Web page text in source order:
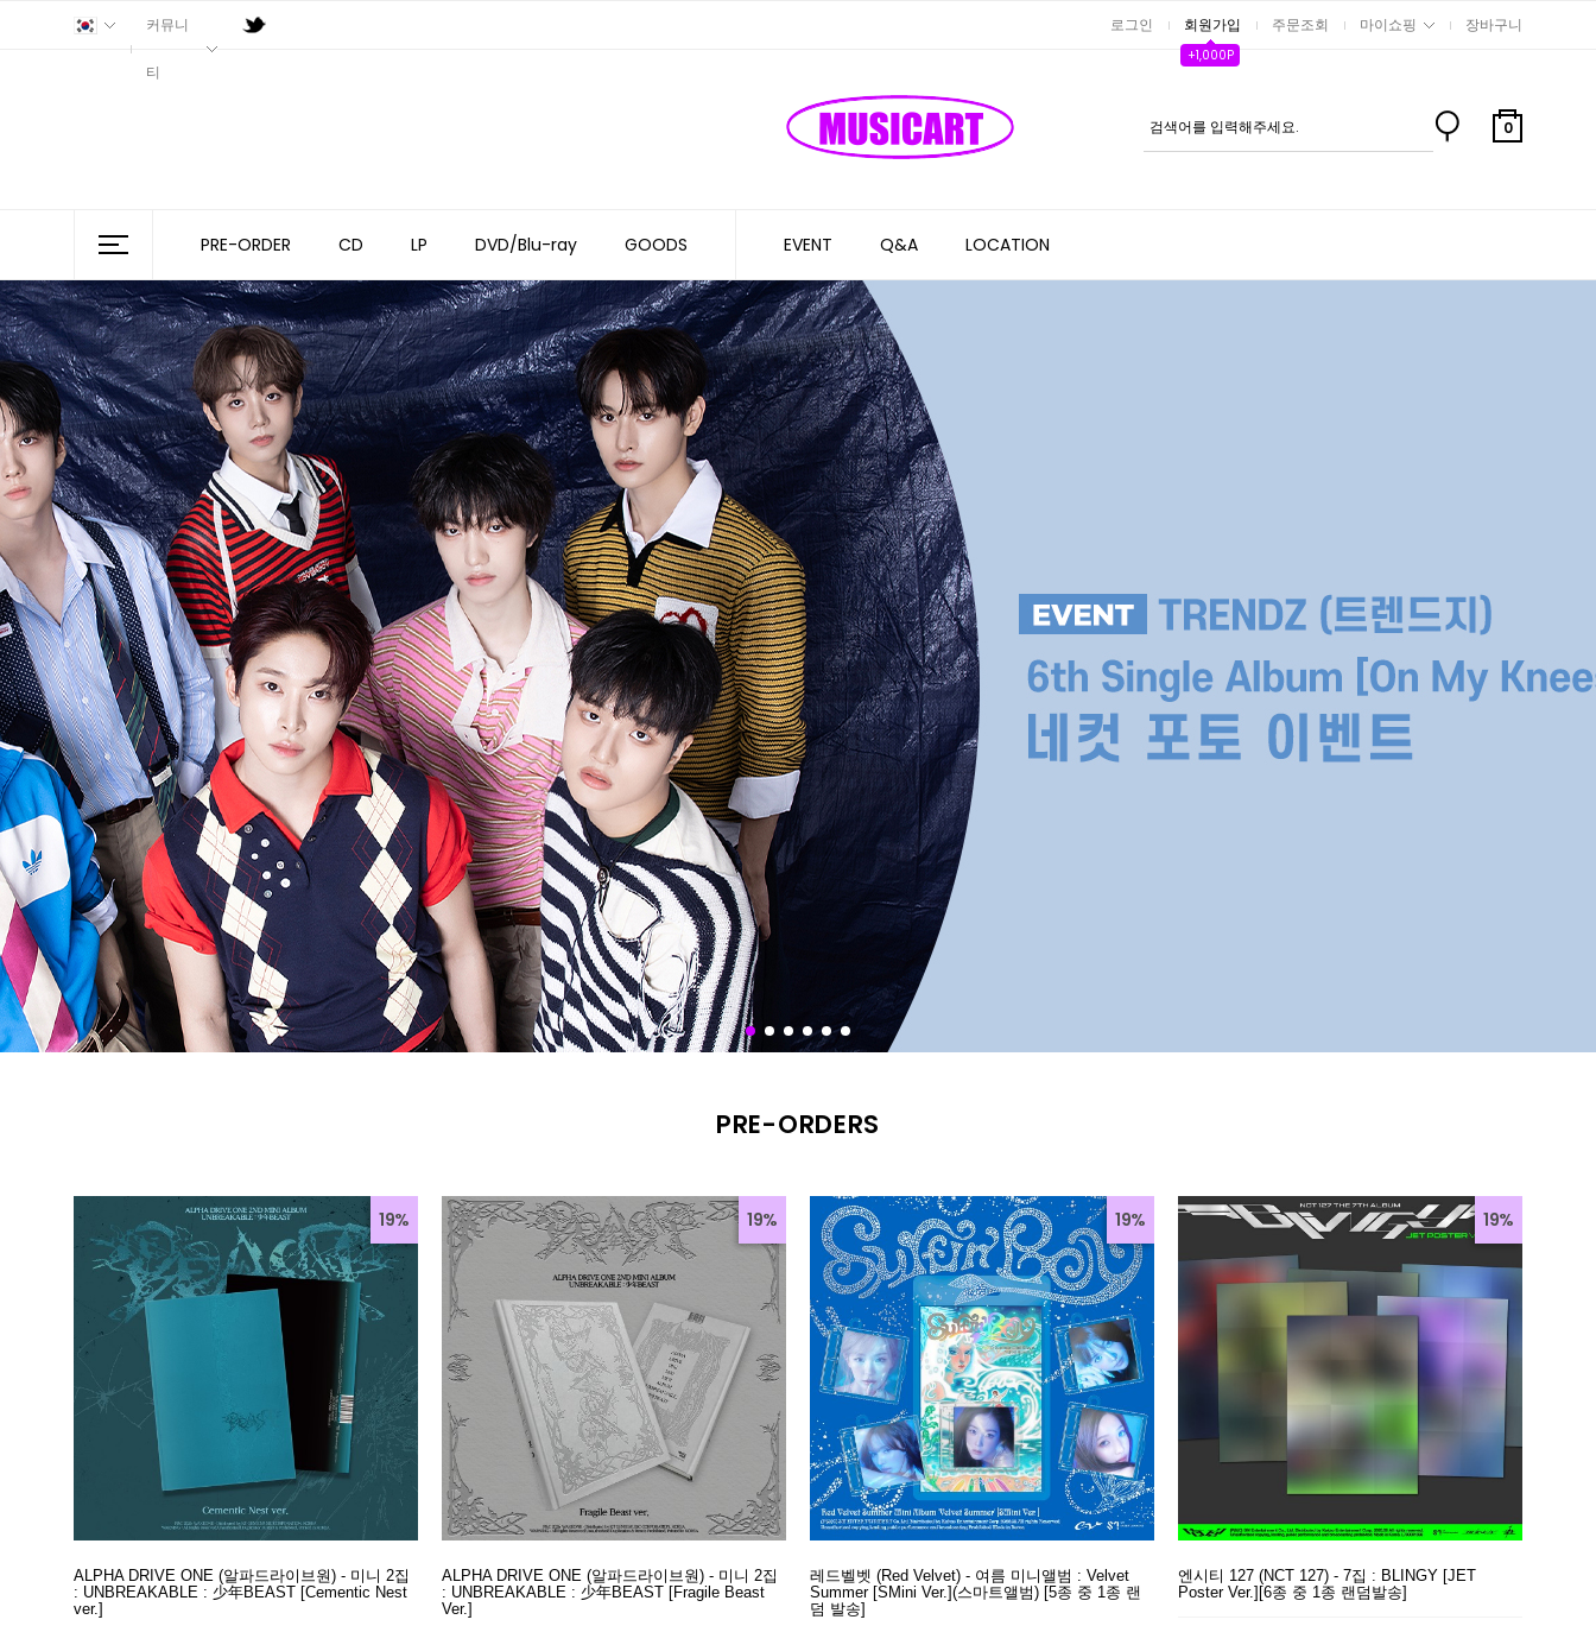
커뮤니
티
로그인 회원가입
+1,000P
주문조회 마이쇼핑 장바구니
0
PRE-ORDER CD LP DVD/Blu-ray GOODS EVENT Q&A LOCATION
PRE-ORDERS
19%
ALPHA DRIVE ONE (알파드라이브원) - 미니 2집
: UNBREAKABLE : 少年BEAST [Cementic Nest
ver.]
19%
ALPHA DRIVE ONE (알파드라이브원) - 미니 2집
: UNBREAKABLE : 少年BEAST [Fragile Beast
Ver.]
19%
레드벨벳 (Red Velvet) - 여름 미니앨범 : Velvet
Summer [SMini Ver.](스마트앨범) [5종 중 1종 랜
덤 발송]
19%
엔시티 127 (NCT 127) - 7집 : BLINGY [JET
Poster Ver.][6종 중 1종 랜덤발송]